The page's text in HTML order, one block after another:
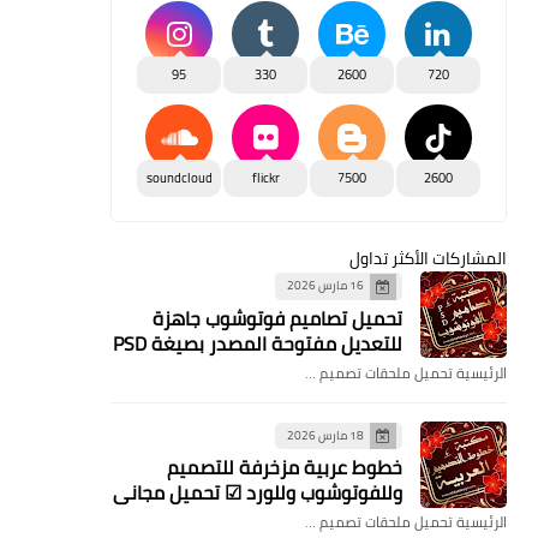
720
2600
330
95
2600
7500
flickr
soundcloud
المشاركات الأكثر تداول
16 مارس 2026
تحميل تصاميم فوتوشوب جاهزة
للتعديل مفتوحة المصدر بصيغة PSD
الرئيسية تحميل ملحقات تصميم …
18 مارس 2026
خطوط عربية مزخرفة للتصميم
وللفوتوشوب وللورد ☑ تحميل مجاني
الرئيسية تحميل ملحقات تصميم …